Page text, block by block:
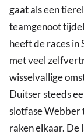
gaat als een
teamgenoot
heeft de races in
met veel
wisselvallige
Duitser steeds
slotfase Webber
raken elkaar. De